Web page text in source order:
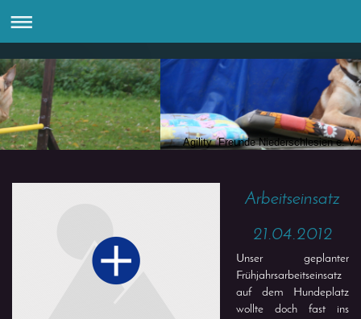
Agility Freunde Niederschlesien e. V.
Arbeitseinsatz
21.04.2012
Unser geplanter
Frühjahrsarbeitseinsatz
auf dem Hundeplatz
wollte doch fast ins